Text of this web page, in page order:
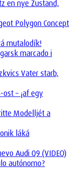
en nye Zustand,
Polygon Concept
mutalodík!
marcado i
Vater starb,
ost – ¡af egy
Modelljét a
láká
Audi Q9 (VIDEO)
autónomo?